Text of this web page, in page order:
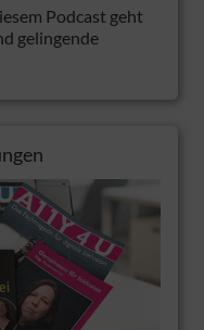
Podcast geht
gelingende